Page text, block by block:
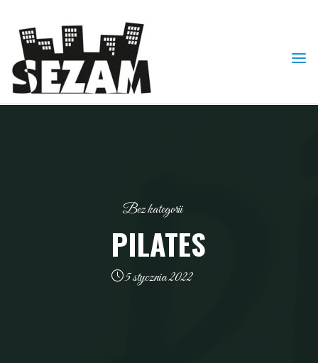
content
Bez kategorii
PILATES
5 stycznia 2022